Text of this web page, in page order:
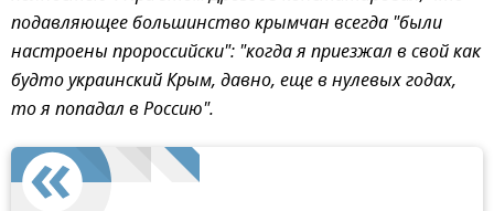
подавляющее большинство крымчан всегда "были
настроены пророссийски":"когда я приезжал в свой как
будто украинский Крым, давно, еще в нулевых годах,
то я попадал в Россию".